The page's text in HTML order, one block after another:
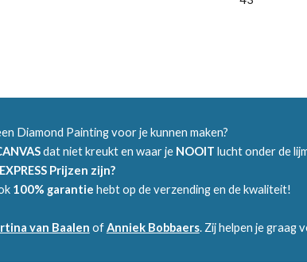
Diamond Painting voor je kunnen maken?
dat niet kreukt en waar je NOOIT lucht onder de
Prijzen zijn?
100% garantie hebt op de verzending en de kwaliteit!
van Baalen ofAnniek Bobbaers. Zij helpen je graag